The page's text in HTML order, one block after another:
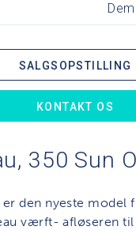
SALGSOPSTILLING
KONTAKT OS
350 Sun
den nyeste model
værft- afløseren til